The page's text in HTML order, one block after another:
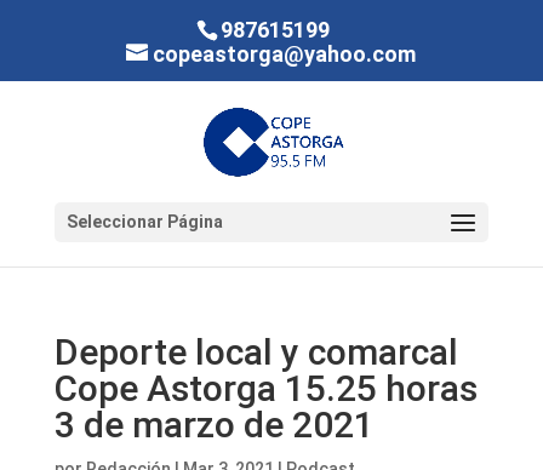
987615199
copeastorga@yahoo.com
Seleccionar Página
Deporte local y comarcal
Cope Astorga 15.25 horas
3 de marzo de 2021